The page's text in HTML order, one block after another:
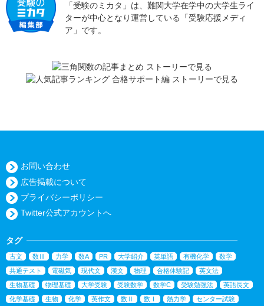
「受験のミカタ」は、難関大学在学中の大学生ライ
ターが中心となり運営している「受験応援メディ
ア」です。
お問い合わせ
広告掲載について
プライバシーポリシー
Twitter公式アカウントへ
タグ
古文 数Ⅲ 力学 数A PR 大学紹介 英単語 有機化学
数学
共通テスト
電磁気 現代文 漢文 物理 合格体験記
英文法
生物基礎
物理基礎 大学受験 受験数学 数学C 受験勉強法
英語長文
化学基礎
生物 化学 英作文 数Ⅱ 数Ⅰ 熱力学 センター試験